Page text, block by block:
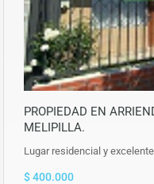
PROPIEDAD EN
MELIPILLA.
Lugar residencial y
$ 400.000